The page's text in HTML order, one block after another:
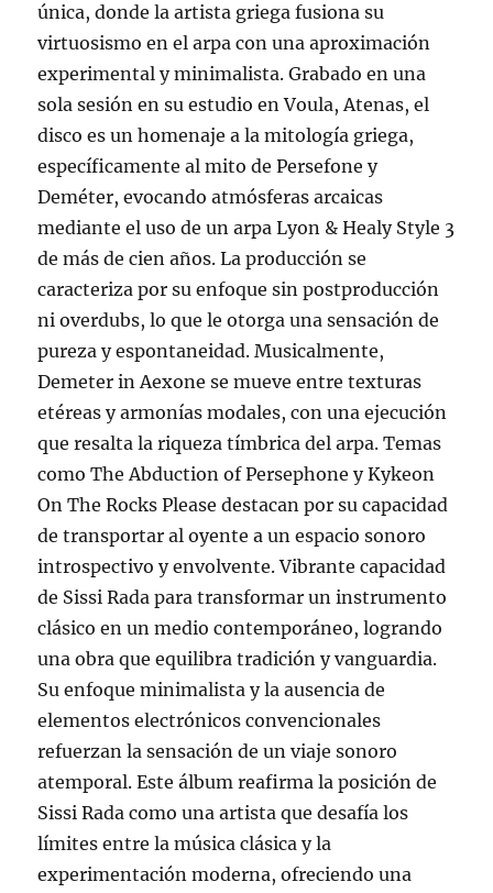
única, donde la artista griega fusiona su
virtuosismo en el arpa con una aproximación
experimental y minimalista. Grabado en una
sola sesión en su estudio en Voula, Atenas, el
disco es un homenaje a la mitología griega,
específicamente al mito de Persefone y
Deméter, evocando atmósferas arcaicas
mediante el uso de un arpa Lyon & Healy Style 3
de más de cien años. La producción se
caracteriza por su enfoque sin postproducción
ni overdubs, lo que le otorga una sensación de
pureza y espontaneidad. Musicalmente,
Demeter in Aexone se mueve entre texturas
etéreas y armonías modales, con una ejecución
que resalta la riqueza tímbrica del arpa. Temas
como The Abduction of Persephone y Kykeon
On The Rocks Please destacan por su capacidad
de transportar al oyente a un espacio sonoro
introspectivo y envolvente. Vibrante capacidad
de Sissi Rada para transformar un instrumento
clásico en un medio contemporáneo, logrando
una obra que equilibra tradición y vanguardia.
Su enfoque minimalista y la ausencia de
elementos electrónicos convencionales
refuerzan la sensación de un viaje sonoro
atemporal. Este álbum reafirma la posición de
Sissi Rada como una artista que desafía los
límites entre la música clásica y la
experimentación moderna, ofreciendo una